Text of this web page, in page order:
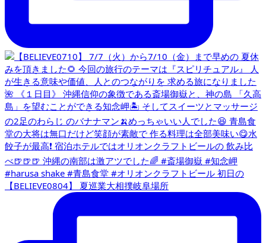
【BELIEVE0804】 夏巡業大相撲岐阜場所